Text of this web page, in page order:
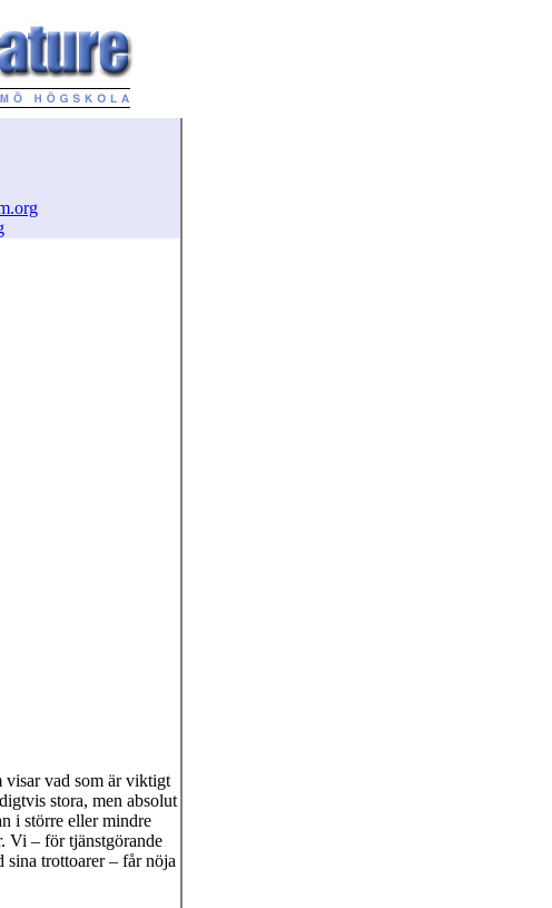
visar vad som är viktigt
stora, men absolut
i större eller mindre
Vi – för tjänstgörande
trottoarer – får nöja